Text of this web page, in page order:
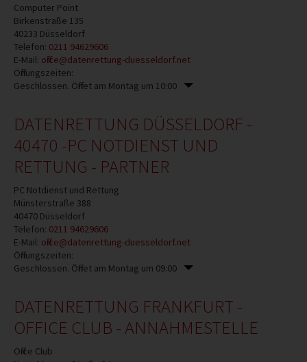
Computer Point
Birkenstraße 135
40233 Düsseldorf
Telefon: 0211 94629606
E-Mail: office@datenrettung-duesseldorf.net
Öffnungszeiten:
Geschlossen. Öffnet am Montag um 10:00
DATENRETTUNG DÜSSELDORF -
40470 -PC NOTDIENST UND
RETTUNG - PARTNER
PC Notdienst und Rettung
Münsterstraße 388
40470 Düsseldorf
Telefon: 0211 94629606
E-Mail: office@datenrettung-duesseldorf.net
Öffnungszeiten:
Geschlossen. Öffnet am Montag um 09:00
DATENRETTUNG FRANKFURT -
OFFICE CLUB - ANNAHMESTELLE
Office Club